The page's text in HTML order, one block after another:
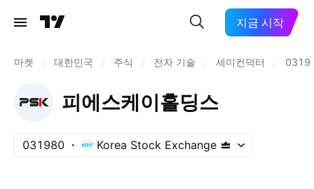
지금 시작
마켓 대한민국 주식 전자 기술 세미컨덕터
피에스케이홀딩스
031980 Korea Stock Exchange